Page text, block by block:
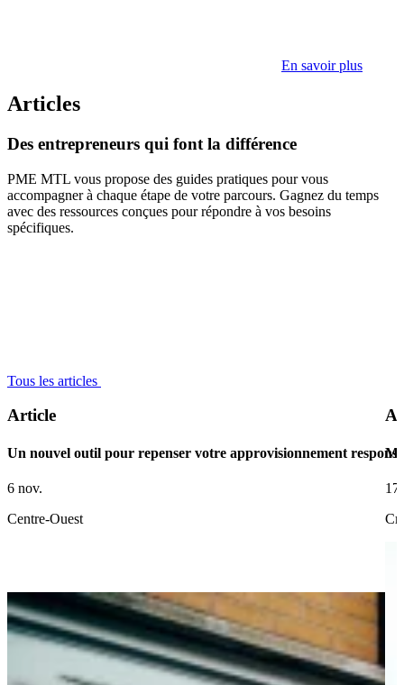
En savoir plus
Articles
Des entrepreneurs qui font la différence
PME MTL vous propose des guides pratiques pour vous
accompagner à chaque étape de votre parcours. Gagnez du temps
avec des ressources conçues pour répondre à vos besoins
spécifiques.
Tous les articles
Article
Un nouvel outil pour repenser votre approvisionnement
6 nov.
Centre-Ouest
17